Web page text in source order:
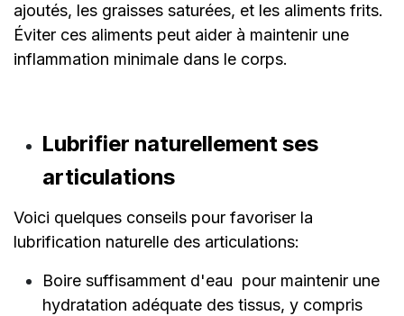
ajoutés, les graisses saturées, et les aliments frits.
Éviter ces aliments peut aider à maintenir une
inflammation minimale dans le corps.
Lubrifier naturellement ses
articulations
Voici quelques conseils pour favoriser la
lubrification naturelle des articulations:
Boire suffisamment d'eau pour maintenir une
hydratation adéquate des tissus, y compris